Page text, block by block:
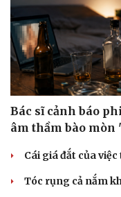
Bác sĩ cảnh báo
âm thầm bào
Cái giá đắt của
Tóc rụng cả nắm